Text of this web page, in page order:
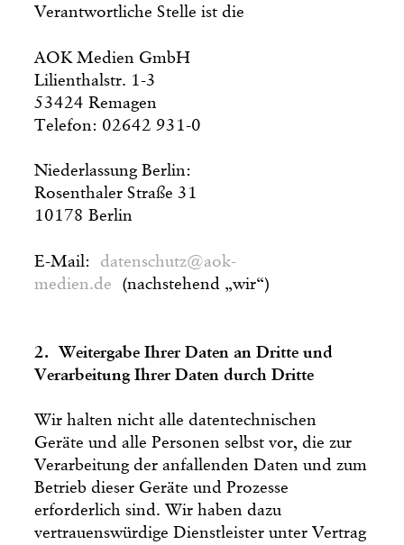
Verantwortliche Stelle ist die
AOK Medien GmbH
Lilienthalstr. 1-3
53424 Remagen
Telefon: 02642 931-0
Niederlassung Berlin:
Rosenthaler Straße 31
10178 Berlin
E-Mail: datenschutz@aok-
medien.de (nachstehend „wir“)
2. Weitergabe Ihrer Daten an Dritte und
Verarbeitung Ihrer Daten durch Dritte
Wir halten nicht alle datentechnischen
Geräte und alle Personen selbst vor, die zur
Verarbeitung der anfallenden Daten und zum
Betrieb dieser Geräte und Prozesse
erforderlich sind. Wir haben dazu
vertrauenswürdige Dienstleister unter Vertrag